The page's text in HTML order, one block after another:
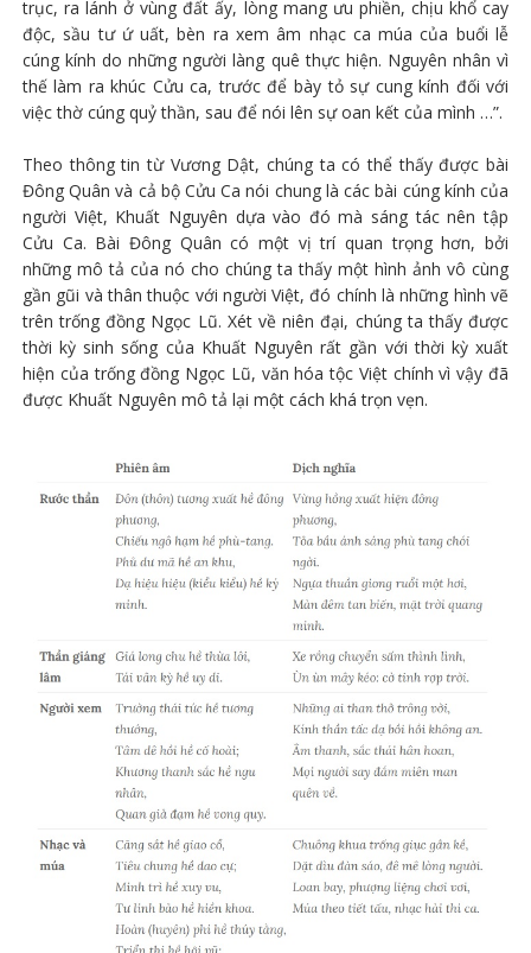
trục, ra lánh ở vùng đất ấy, lòng mang ưu phiền, chịu khổ cay
độc, sầu tư ứ uất, bèn ra xem âm nhạc ca múa của buổi lễ
cúng kính do những người làng quê thực hiện. Nguyên nhân vì
thế làm ra khúc Cửu ca, trước để bày tỏ sự cung kính đối với
việc thờ cúng quỷ thần, sau để nói lên sự oan kết của mình …”.
Theo thông tin từ Vương Dật, chúng ta có thể thấy được bài
Đông Quân và cả bộ Cửu Ca nói chung là các bài cúng kính của
người Việt, Khuất Nguyên dựa vào đó mà sáng tác nên tập
Cửu Ca. Bài Đông Quân có một vị trí quan trọng hơn, bởi
những mô tả của nó cho chúng ta thấy một hình ảnh vô cùng
gần gũi và thân thuộc với người Việt, đó chính là những hình vẽ
trên trống đồng Ngọc Lũ. Xét về niên đại, chúng ta thấy được
thời kỳ sinh sống của Khuất Nguyên rất gần với thời kỳ xuất
hiện của trống đồng Ngọc Lũ, văn hóa tộc Việt chính vì vậy đã
được Khuất Nguyên mô tả lại một cách khá trọn vẹn.